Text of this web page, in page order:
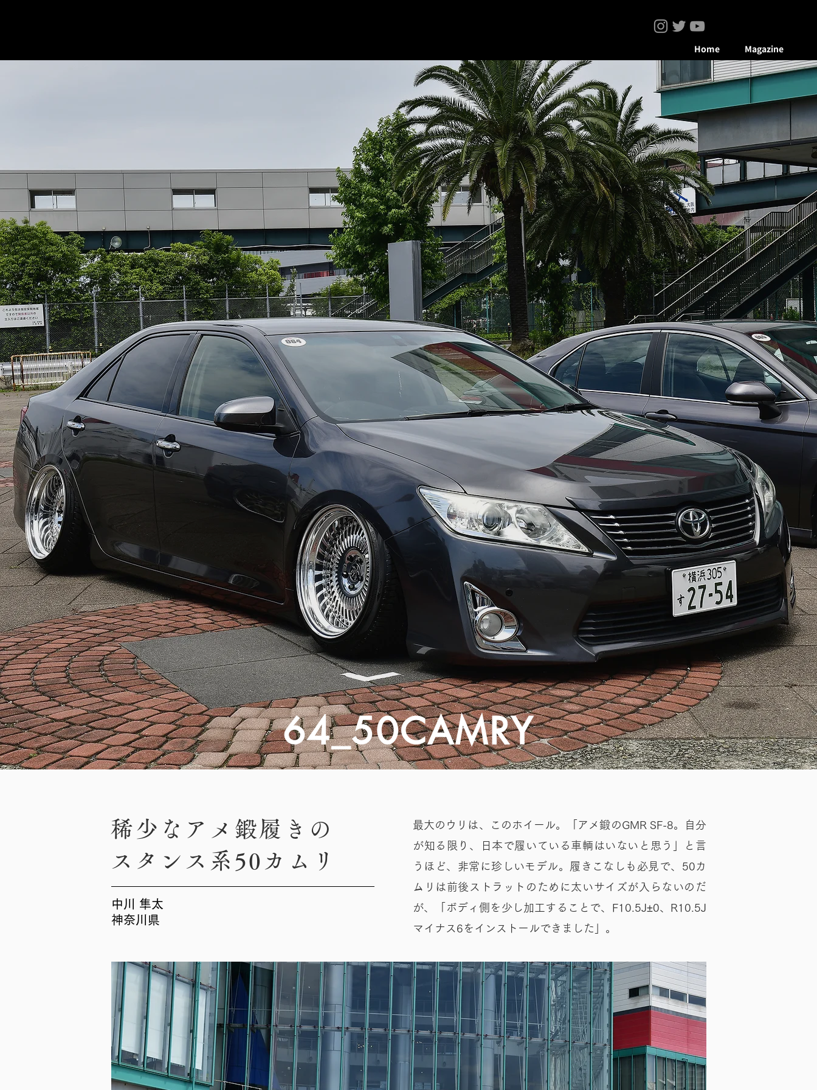
Home Magazine
64_50CAMRY
稀少なアメ鍛履きの
スタンス系50カムリ
中川 隼太
神奈川県
最大のウリは、このホイール。「アメ鍛のGMR SF-8。自分
が知る限り、日本で履いている車輌はいないと思う」と言
うほど、非常に珍しいモデル。履きこなしも必見で、50カ
ムリは前後ストラットのために太いサイズが入らないのだ
が、「ボディ側を少し加工することで、F10.5J±0、R10.5J
マイナス6をインストールできました」。